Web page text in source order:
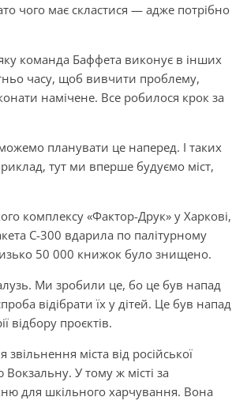
чого має скластися — адже потрібно
команда Баффета виконує в інших
часу, щоб вивчити проблему,
намічене. Все робилося крок за
планувати це наперед. І таких
тут ми вперше будуємо міст,
комплексу «Фактор-Друк» у Харкові,
С-300 вдарила по палітурному
50 000 книжок було знищено.
Ми зробили це, бо це був напад
відібрати їх у дітей. Це був напад
відбору проєктів.
міста від російської
У тому ж місті за
для шкільного харчування. Вона